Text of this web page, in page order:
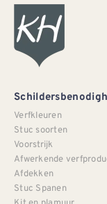
Verfkleuren
Stuc soorten
Voorstrijk
Afwerkende
Afdekken
Stuc Spanen